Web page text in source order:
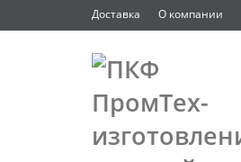
Доставка О компании